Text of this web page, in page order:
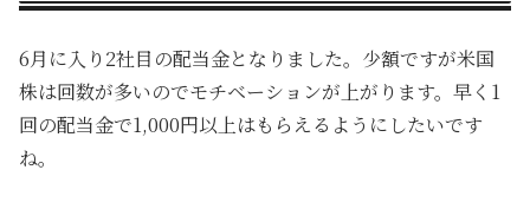
6月に入り2社目の配当金となりました。少額ですが米国
株は回数が多いのでモチベーションが上がります。早く1
回の配当金で1,000円以上はもらえるようにしたいです
ね。